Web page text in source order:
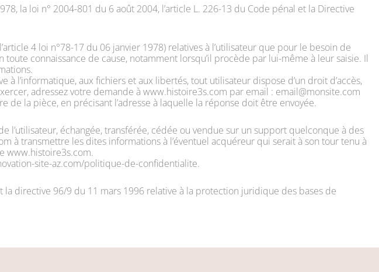
la loi n° 2004-801 du 6 août 2004, l’article L. 226-13 du Code pénal et la Directive
4 loi n°78-17 du 06 janvier 1978) relatives à l’utilisateur que pour le besoin de
connaissance de cause, notamment lorsqu’il procède par lui-même à leur saisie. Il
l’informatique, aux fichiers et aux libertés, tout utilisateur dispose d’un droit d’accès,
adressez votre demande à www.histoire3s.com par email : email@monsite.com
la pièce, en précisant l’adresse à laquelle la réponse doit être envoyée.
l’utilisateur, échangée, transférée, cédée ou vendue sur un support quelconque à des
à transmettre les dites informations à l’éventuel acquéreur qui serait à son tour tenu à
www.histoire3s.com.
site-az.com/politique-de-confidentialite.
directive 96/9 du 11 mars 1996 relative à la protection juridique des bases de